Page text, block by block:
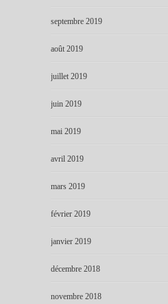
septembre 2019
août 2019
juillet 2019
juin 2019
mai 2019
avril 2019
mars 2019
février 2019
janvier 2019
décembre 2018
novembre 2018